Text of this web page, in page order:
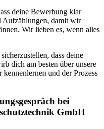
deine Bewerbung klar
Aufzählungen, damit wir
Wir lieben es, wenn alles
dass deine
dich am besten über unsere
und der Prozess
bei
GmbH